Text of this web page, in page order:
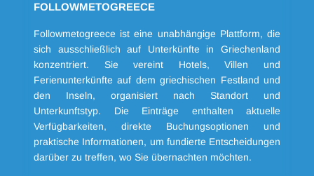
FOLLOWMETOGREECE
Followmetogreece ist eine unabhängige Plattform, die
sich ausschließlich auf Unterkünfte in Griechenland
konzentriert. Sie vereint Hotels, Villen und
Ferienunterkünfte auf dem griechischen Festland und
den Inseln, organisiert nach Standort und
Unterkunftstyp. Die Einträge enthalten aktuelle
Verfügbarkeiten, direkte Buchungsoptionen und
praktische Informationen, um fundierte Entscheidungen
darüber zu treffen, wo Sie übernachten möchten.